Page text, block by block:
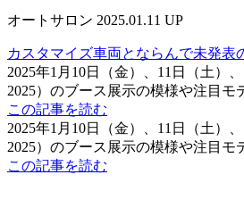
オートサロン 2025.01.11 UP
カスタマイズ車両とならんで未発表
2025年1月10日（金）、11日（土）
2025）のブース展示の模様や注目モ
この記事を読む
2025年1月10日（金）、11日（土）
2025）のブース展示の模様や注目モ
この記事を読む